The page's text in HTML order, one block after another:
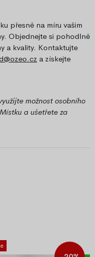
přesně na míru vašim
Objednejte si pohodlně
a kvality. Kontaktujte
a získejte
možnost osobního
a ušetřete za